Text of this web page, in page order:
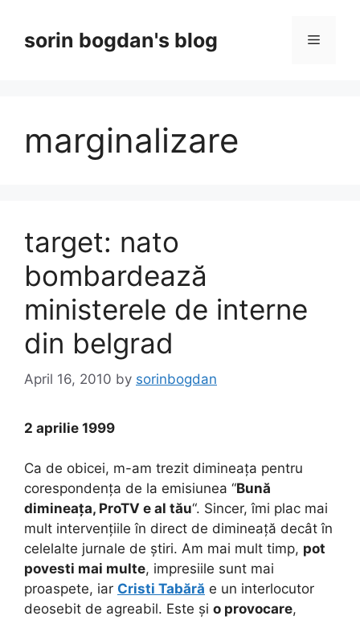
contentsorin bogdan's blog Menu
marginalizare
target: nato
bombardează
ministerele de interne
din belgrad
April 16, 2010 by sorinbogdan
2 aprilie 1999
Ca de obicei, m-am trezit dimineața pentru
corespondența de la emisiunea “Bună
dimineața, ProTV e al tău“. Sincer, îmi plac mai
mult intervențiile în direct de dimineață decât în
celelalte jurnale de știri. Am mai mult timp, pot
povesti mai multe, impresiile sunt mai
proaspete, iar Cristi Tabără e un interlocutor
deosebit de agreabil. Este și o provocare,